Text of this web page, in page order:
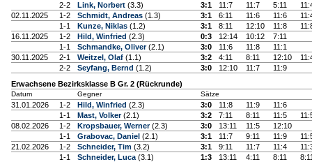
2-2
Link, Norbert (3.3) 3:1 11:7 11:7 5:11
02.11.2025
1-2 Schmidt, Andreas (1.3) 3:1 6:11 11:6 11:6
1-1
Kunze, Niklas (1.2) 3:1 8:11 12:10 11:8
16.11.2025
1-2 Hild, Winfried (2.3) 0:3 12:14 10:12
7:11
1-1
Schmandke, Oliver(2.1) 3:0 11:6 11:8
11:1
30.11.2025
2-1 Weitzel, Olaf (1.1) 3:2 4:11 8:11 12:10
2-2
Seyfang, Bernd (1.2) 3:0 12:10 11:7
11:9
Erwachsene Bezirksklasse B Gr. 2 (Rückrunde)
Datum Gegner Sätze
31.01.2026 1-2 Hild, Winfried (2.3) 3:0 11:8 11:9
11:6
1-1
Mast, Volker(2.1) 3:2 7:11 8:11 11:5
08.02.2026
1-2 Kropsbauer, Werner(2.3) 3:0 13:11 11:5
12:10
1-1
Grabovac, Daniel (2.1) 3:1 11:7 9:11 11:9
21.02.2026
1-2 Schneider, Tim (3.2) 3:1 9:11 11:7 11:4
1-1
Schneider, Luca (3.1) 1:3 13:11 4:11 8:11